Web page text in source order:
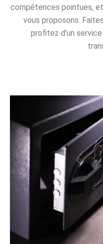
compétences pointues,
vous proposons.
profitez d’un